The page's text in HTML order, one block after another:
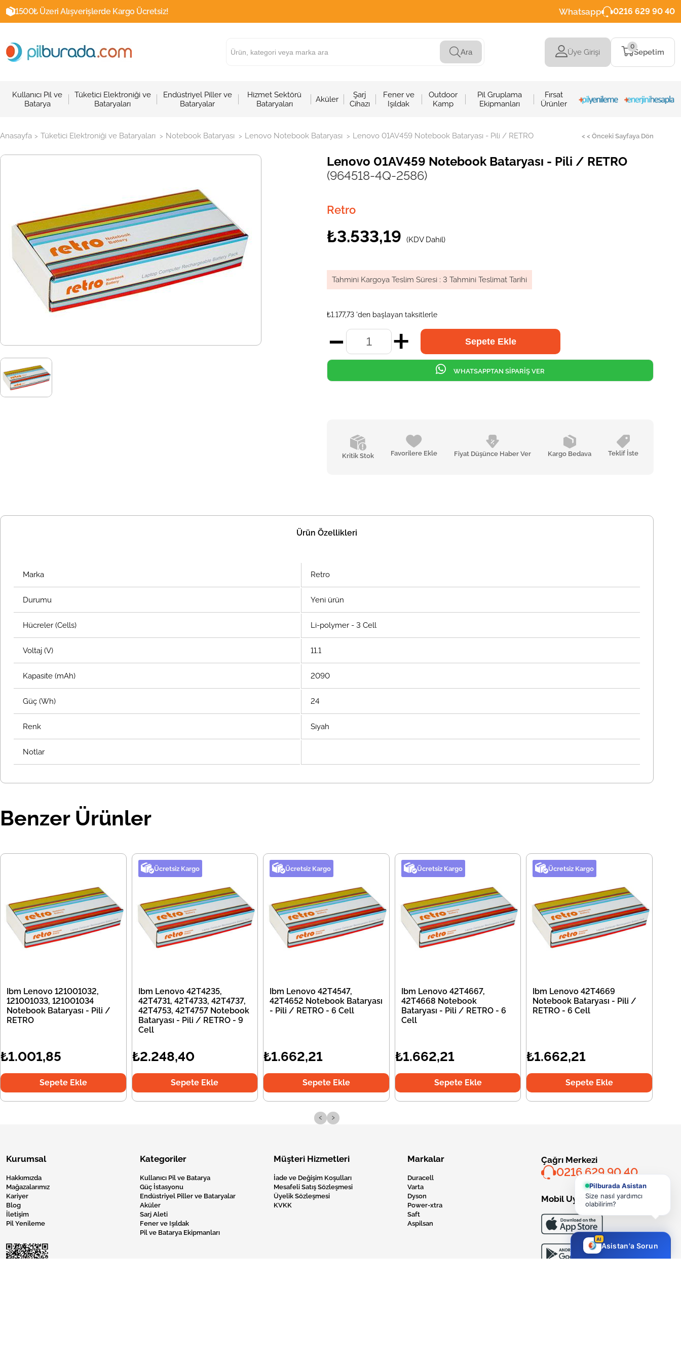
1500₺ Üzeri Alışverişlerde Kargo Ücretsiz! Whatsapp 0216 629 90 40
Ara Üye Girişi Sepetim
0
Kullanıcı Pil ve
Batarya
Tüketici Elektroniği ve
Bataryaları
Endüstriyel Piller ve
Bataryalar
Hizmet Sektörü
Bataryaları
Aküler
Şarj
Cihazı
Fener ve
Işıldak
Outdoor
Kamp
Pil Gruplama
Ekipmanları
Fırsat
Ürünler
Anasayfa > Tüketici Elektroniği ve Bataryaları > Notebook Bataryası > Lenovo Notebook Bataryası > Lenovo 01AV459 Notebook Bataryası - Pili / RETRO < < Önceki Sayfaya Dön
Lenovo 01AV459 Notebook Bataryası - Pili / RETRO
(964518-4Q-2586)
Retro
₺3.533,19 (KDV Dahil)
Tahmini Kargoya Teslim Süresi : 3 Tahmini Teslimat Tarihi
₺1.177,73 'den başlayan taksitlerle
Kritik Stok Favorilere Ekle Fiyat Düşünce Haber Ver Kargo Bedava Teklif İste
WHATSAPPTAN SİPARİŞ VER
Ürün Özellikleri
Marka Retro
Durumu Yeni ürün
Hücreler (Cells) Li-polymer - 3 Cell
Voltaj (V) 11.1
Kapasite (mAh) 2090
Güç (Wh) 24
Renk Siyah
Notlar
Benzer Ürünler
Ibm Lenovo 121001032,
121001033, 121001034
Notebook Bataryası - Pili /
RETRO
₺1.001,85
Sepete Ekle
Ücretsiz Kargo
Ibm Lenovo 42T4235,
42T4731, 42T4733, 42T4737,
42T4753, 42T4757 Notebook
Bataryası - Pili / RETRO - 9
Cell
₺2.248,40
Sepete Ekle
Ücretsiz Kargo
Ibm Lenovo 42T4547,
42T4652 Notebook Bataryası
- Pili / RETRO - 6 Cell
₺1.662,21
Sepete Ekle
Ücretsiz Kargo
Ibm Lenovo 42T4667,
42T4668 Notebook
Bataryası - Pili / RETRO - 6
Cell
₺1.662,21
Sepete Ekle
Ücretsiz Kargo
Ibm Lenovo 42T4669
Notebook Bataryası - Pili /
RETRO - 6 Cell
₺1.662,21
Sepete Ekle
‹ ›
Kurumsal
Hakkımızda
Mağazalarımız
Kariyer
Blog
İletişim
Pil Yenileme
Kategoriler
Kullanıcı Pil ve Batarya
Güç İstasyonu
Endüstriyel Piller ve Bataryalar
Aküler
Sarj Aleti
Fener ve Işıldak
Pil ve Batarya Ekipmanları
Müşteri Hizmetleri
İade ve Değişim Koşulları
Mesafeli Satış Sözleşmesi
Üyelik Sözleşmesi
KVKK
Markalar
Duracell
Varta
Dyson
Power-xtra
Saft
Aspilsan
Çağrı Merkezi
0216 629 90 40
Mobil Uygulama
Pilburada Asistan
Size nasıl yardımcı
olabilirim?
AI
Asistan'a Sorun